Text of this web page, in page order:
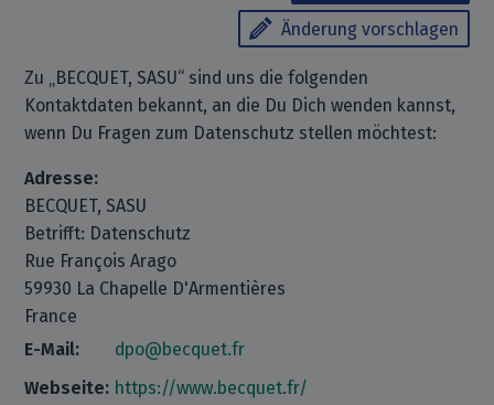
Änderung vorschlagen
Zu „BECQUET, SASU“ sind uns die folgenden
Kontaktdaten bekannt, an die Du Dich wenden kannst,
wenn Du Fragen zum Datenschutz stellen möchtest:
Adresse:
BECQUET, SASU
Betrifft: Datenschutz
Rue François Arago
59930 La Chapelle D'Armentières
France
E-Mail:
dpo@becquet.fr
Webseite: https://www.becquet.fr/